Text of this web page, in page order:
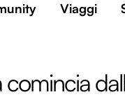
Viaggi
comincia